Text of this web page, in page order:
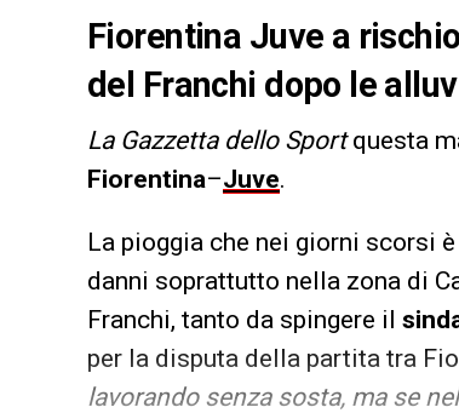
Fiorentina Juve a
del Franchi dopo le
La Gazzetta dello Sportquesta
Fiorentina–Juve.
La pioggia che nei giorni scorsi
danni soprattutto nella zona di
Franchi, tanto da spingere il
per la disputa della partita tra
lavorando senza sosta, ma se